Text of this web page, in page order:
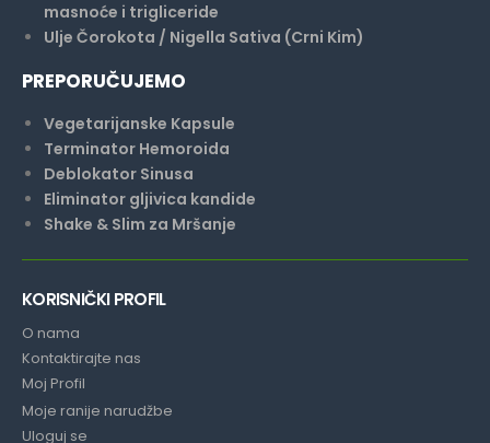
masnoće i trigliceride
Ulje Čorokota / Nigella Sativa (Crni Kim)
PREPORUČUJEMO
Vegetarijanske Kapsule
Terminator Hemoroida
Deblokator Sinusa
Eliminator gljivica kandide
Shake & Slim za Mršanje
KORISNIČKI PROFIL
O nama
Kontaktirajte nas
Moj Profil
Moje ranije narudžbe
Uloguj se